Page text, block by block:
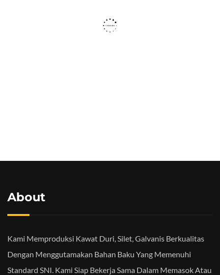
About
Kami Memproduksi Kawat Duri, Silet, Galvanis Berkualitas
Dengan Menggutamakan Bahan Baku Yang Memenuhi
Standard SNI. Kami Siap Bekerja Sama Dalam Memasok Atau